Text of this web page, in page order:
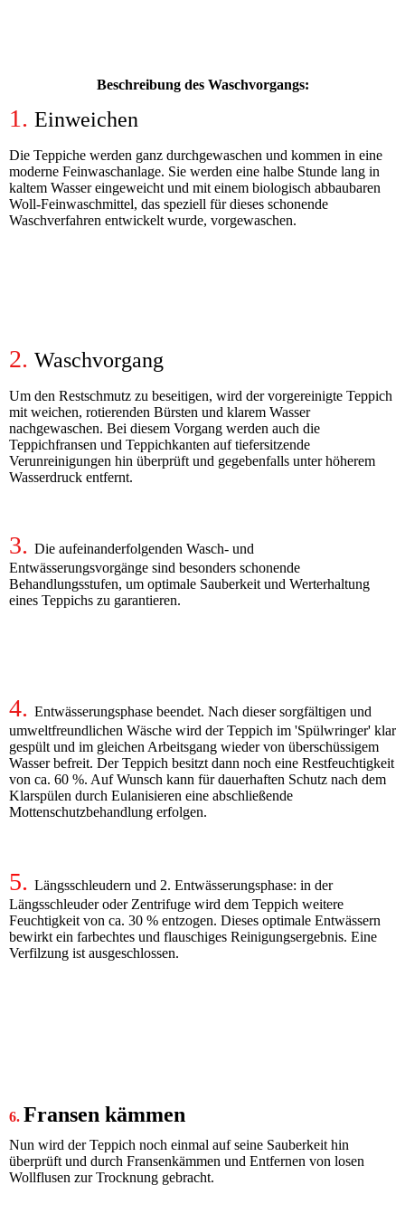
Beschreibung des Waschvorgangs:
1. Einweichen
Die Teppiche werden ganz durchgewaschen und kommen in eine
moderne Feinwaschanlage. Sie werden eine halbe Stunde lang in
kaltem Wasser eingeweicht und mit einem biologisch abbaubaren
Woll-Feinwaschmittel, das speziell für dieses schonende
Waschverfahren entwickelt wurde, vorgewaschen.
2. Waschvorgang
Um den Restschmutz zu beseitigen, wird der vorgereinigte Teppich
mit weichen, rotierenden Bürsten und klarem Wasser
nachgewaschen. Bei diesem Vorgang werden auch die
Teppichfransen und Teppichkanten auf tiefersitzende
Verunreinigungen hin überprüft und gegebenfalls unter höherem
Wasserdruck entfernt.
3. Die aufeinanderfolgenden Wasch- und
Entwässerungsvorgänge sind besonders schonende
Behandlungsstufen, um optimale Sauberkeit und Werterhaltung
eines Teppichs zu garantieren.
4. Entwässerungsphase beendet. Nach dieser sorgfältigen und
umweltfreundlichen Wäsche wird der Teppich im 'Spülwringer' klar
gespült und im gleichen Arbeitsgang wieder von überschüssigem
Wasser befreit. Der Teppich besitzt dann noch eine Restfeuchtigkeit
von ca. 60 %. Auf Wunsch kann für dauerhaften Schutz nach dem
Klarspülen durch Eulanisieren eine abschließende
Mottenschutzbehandlung erfolgen.
5. Längsschleudern und 2. Entwässerungsphase: in der
Längsschleuder oder Zentrifuge wird dem Teppich weitere
Feuchtigkeit von ca. 30 % entzogen. Dieses optimale Entwässern
bewirkt ein farbechtes und flauschiges Reinigungsergebnis. Eine
Verfilzung ist ausgeschlossen.
6. Fransen kämmen
Nun wird der Teppich noch einmal auf seine Sauberkeit hin
überprüft und durch Fransenkämmen und Entfernen von losen
Wollflusen zur Trocknung gebracht.